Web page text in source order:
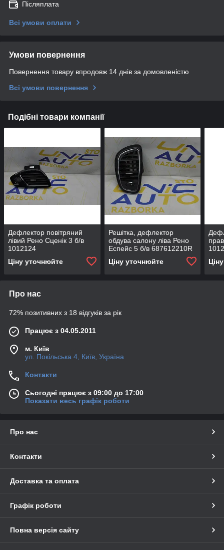
Післяплата
Всі умови оплати
Умови повернення
Повернення товару впродовж 14 днів за домовленістю
Всі умови повернення
Подібні товари компанії
Дефлектор повітряний
лівий Рено Сценік 3 б/в
1012124
Ціну уточнюйте
Решітка, дефлектор
обдува салону ліва Рено
Еспейс 5 б/в 687612210R
Ціну уточнюйте
Про нас
72% позитивних з 18 відгуків за рік
Працює з 04.05.2011
м. Київ
ул. Покільська 4, Київ, Україна
Контакти
Сьогодні працює з 09:00 до 17:00
Показати весь графік роботи
Про нас
Контакти
Доставка та оплата
Графік роботи
Повна версія сайту